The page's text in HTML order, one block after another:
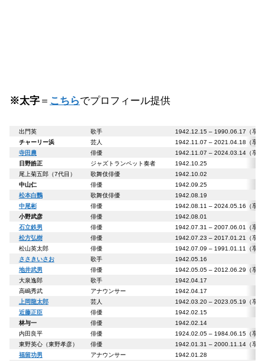
※太字 ＝ こちらでプロフィール提供
出門英 歌手
1942.12.15 – 1990.06.17（享年
チャーリー浜
芸人
1942.11.07 – 2021.04.18（享年
寺田農
俳優
1942.11.07 – 2024.03.14（享年
日野皓正
ジャズトランペット奏者
1942.10.25
尾上菊五郎（7代目）
歌舞伎俳優
1942.10.02
中山仁
俳優
1942.09.25
松本白鸚
歌舞伎俳優
1942.08.19
中尾彬
俳優
1942.08.11 – 2024.05.16（享年
小野武彦
俳優
1942.08.01
石立鉄男
俳優
1942.07.31 – 2007.06.01（享年
松方弘樹
俳優
1942.07.23 – 2017.01.21（享年
松山英太郎
俳優
1942.07.09 – 1991.01.11（享年
ささきいさお
歌手
1942.05.16
地井武男
俳優
1942.05.05 – 2012.06.29（享年
大泉逸郎
歌手
1942.04.17
高嶋秀武
アナウンサー
1942.04.17
上岡龍太郎
芸人
1942.03.20 – 2023.05.19（享年
近藤正臣
俳優
1942.02.15
林与一
俳優
1942.02.14
内田良平
俳優
1924.02.05 – 1984.06.15（享年
東野英心（東野孝彦）
俳優
1942.01.31 – 2000.11.14（享年
福留功男
アナウンサー
1942.01.28